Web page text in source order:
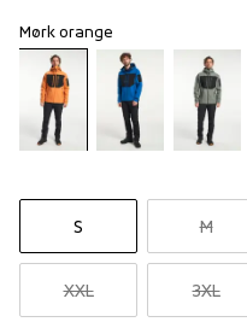
Mørk orange
S M
XXL 3XL